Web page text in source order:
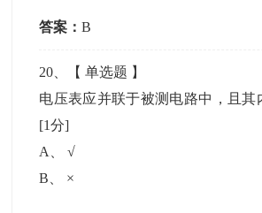
答案：B
20 、【单选题 】
电压表应并联于被测电路中，且其
[1分]
A
、√
B
×